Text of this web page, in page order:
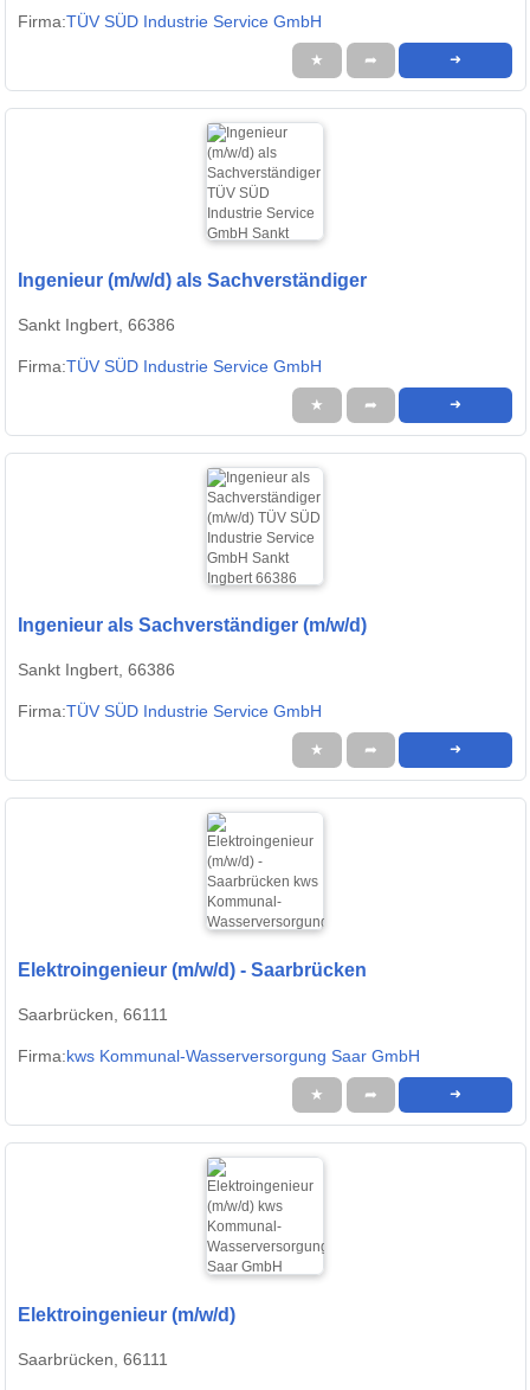
Firma:TÜV SÜD Industrie Service GmbH
★ ➦ ➜
Ingenieur (m/w/d) als Sachverständiger
Sankt Ingbert, 66386
Firma:TÜV SÜD Industrie Service GmbH
★ ➦ ➜
Ingenieur als Sachverständiger (m/w/d)
Sankt Ingbert, 66386
Firma:TÜV SÜD Industrie Service GmbH
★ ➦ ➜
Elektroingenieur (m/w/d) - Saarbrücken
Saarbrücken, 66111
Firma:kws Kommunal-Wasserversorgung Saar GmbH
★ ➦ ➜
Elektroingenieur (m/w/d)
Saarbrücken, 66111